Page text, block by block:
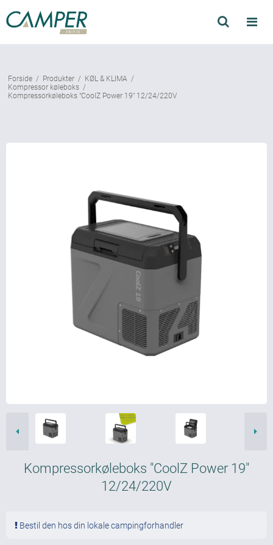
Find forhandler
Forside / Produkter / KØL & KLIMA /
Kompressor køleboks /
Kompressorkøleboks "CoolZ Power 19" 12/24/220V
Kompressorkøleboks "CoolZ Power 19"
12/24/220V
Bestil den hos din lokale campingforhandler